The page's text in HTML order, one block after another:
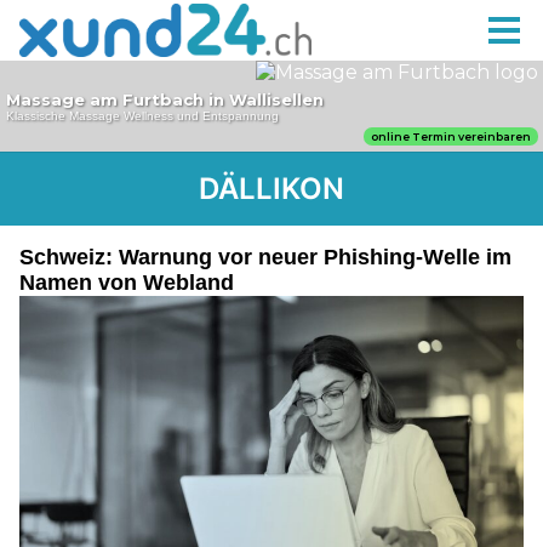
DÄLLIKON
Schweiz: Warnung vor neuer Phishing-Welle im
Namen von Webland